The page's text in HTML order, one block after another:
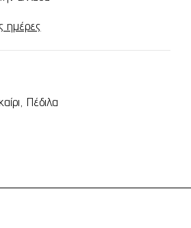
ημέρες
Πέδιλα